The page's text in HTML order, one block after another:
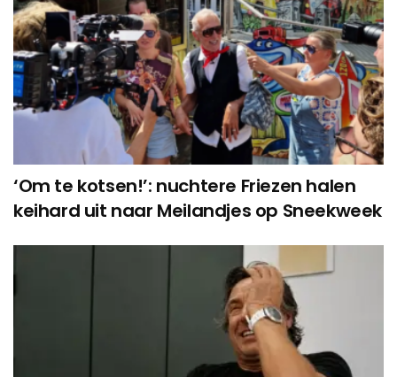
‘Om te kotsen!’: nuchtere Friezen halen
keihard uit naar Meilandjes op Sneekweek